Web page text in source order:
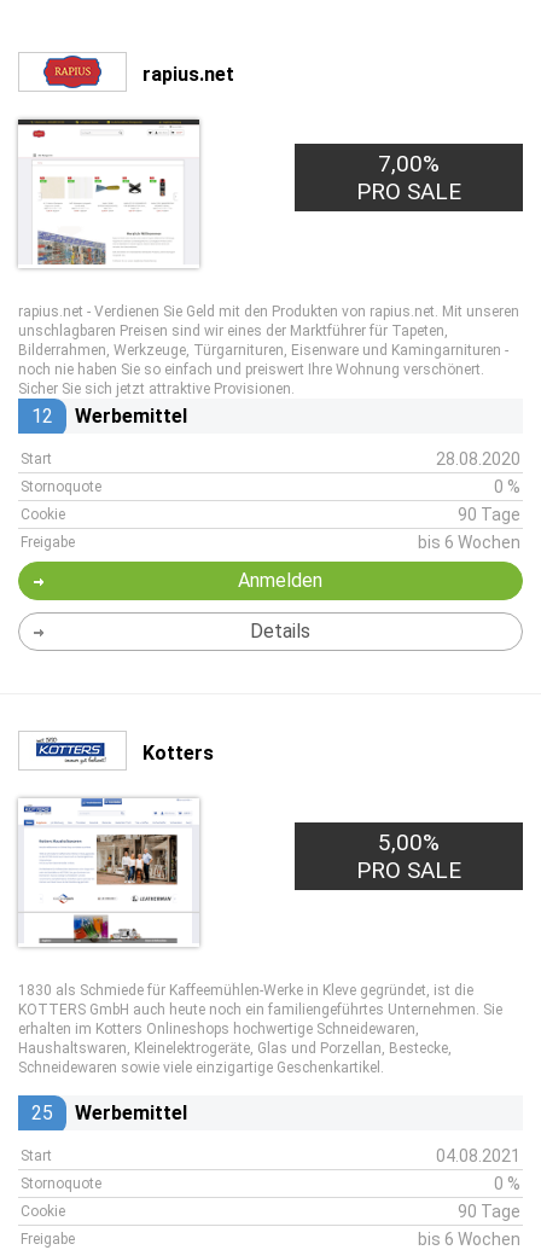
rapius.net
7,00%
PRO SALE
rapius.net - Verdienen Sie Geld mit den Produkten von rapius.net. Mit unseren
unschlagbaren Preisen sind wir eines der Marktführer für Tapeten,
Bilderrahmen, Werkzeuge, Türgarnituren, Eisenware und Kamingarnituren -
noch nie haben Sie so einfach und preiswert Ihre Wohnung verschönert.
Sicher Sie sich jetzt attraktive Provisionen.
12 Werbemittel
Start 28.08.2020
Stornoquote 0 %
Cookie 90 Tage
Freigabe bis 6 Wochen
Anmelden
Details
Kotters
5,00%
PRO SALE
1830 als Schmiede für Kaffeemühlen-Werke in Kleve gegründet, ist die
KOTTERS GmbH auch heute noch ein familiengeführtes Unternehmen. Sie
erhalten im Kotters Onlineshops hochwertige Schneidewaren,
Haushaltswaren, Kleinelektrogeräte, Glas und Porzellan, Bestecke,
Schneidewaren sowie viele einzigartige Geschenkartikel.
25 Werbemittel
Start 04.08.2021
Stornoquote 0 %
Cookie 90 Tage
Freigabe bis 6 Wochen